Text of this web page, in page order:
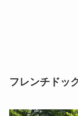
フレンチドッ